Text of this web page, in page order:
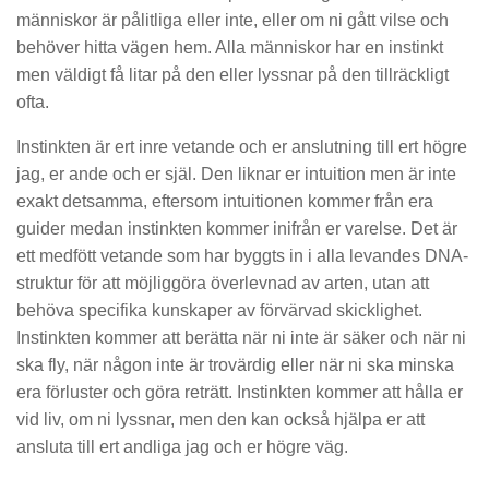
människor är pålitliga eller inte, eller om ni gått vilse och
behöver hitta vägen hem. Alla människor har en instinkt
men väldigt få litar på den eller lyssnar på den tillräckligt
ofta.
Instinkten är ert inre vetande och er anslutning till ert högre
jag, er ande och er själ. Den liknar er intuition men är inte
exakt detsamma, eftersom intuitionen kommer från era
guider medan instinkten kommer inifrån er varelse. Det är
ett medfött vetande som har byggts in i alla levandes DNA-
struktur för att möjliggöra överlevnad av arten, utan att
behöva specifika kunskaper av förvärvad skicklighet.
Instinkten kommer att berätta när ni inte är säker och när ni
ska fly, när någon inte är trovärdig eller när ni ska minska
era förluster och göra reträtt. Instinkten kommer att hålla er
vid liv, om ni lyssnar, men den kan också hjälpa er att
ansluta till ert andliga jag och er högre väg.